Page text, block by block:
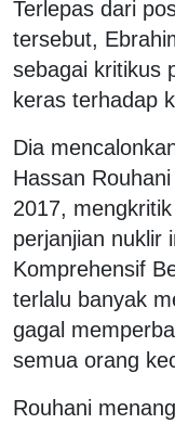
Terlepas dari
tersebut,
sebagai kritikus
keras terhadap
Dia
Hassan
2017,
perjanjian nuklir
Komprehensif
terlalu banyak
gagal
semua orang
Rouhani